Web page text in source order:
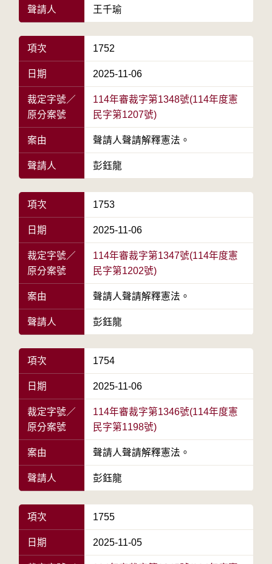
聲請人 王千瑜
項次 1752
日期 2025-11-06
裁定字號／
原分案號
114年審裁字第1348號(114年度憲
民字第1207號)
案由 聲請人聲請解釋憲法。
聲請人 彭鈺龍
項次 1753
日期 2025-11-06
裁定字號／
原分案號
114年審裁字第1347號(114年度憲
民字第1202號)
案由 聲請人聲請解釋憲法。
聲請人 彭鈺龍
項次 1754
日期 2025-11-06
裁定字號／
原分案號
114年審裁字第1346號(114年度憲
民字第1198號)
案由 聲請人聲請解釋憲法。
聲請人 彭鈺龍
項次 1755
日期 2025-11-05